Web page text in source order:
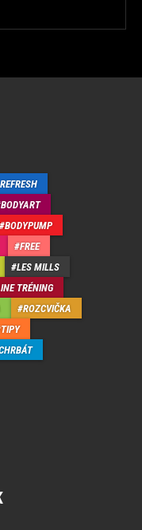
BODYART
BODYPUMP
FREE
LES MILLS
TRÉNING
ROZCVIČKA
TIPY